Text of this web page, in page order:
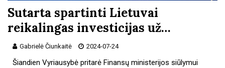
Sutarta spartinti Lietuvai
reikalingas investicijas už…
Gabrielė Čiunkaitė 2024-07-24
Šiandien Vyriausybė pritarė Finansų ministerijos siūlymui